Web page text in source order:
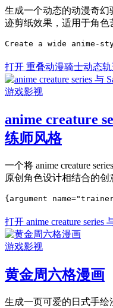
生成一个动态的动漫奇
迹剪纸效果，适用于角色
Create a wide
打开 重叠动漫骑士动态
游戏影视
anime creature
练师风格
一个将 anime creature
原创角色设计相结合的创
{argument
打开 anime creature series
游戏影视
黄金周六格漫画
生成一页可爱的日式手